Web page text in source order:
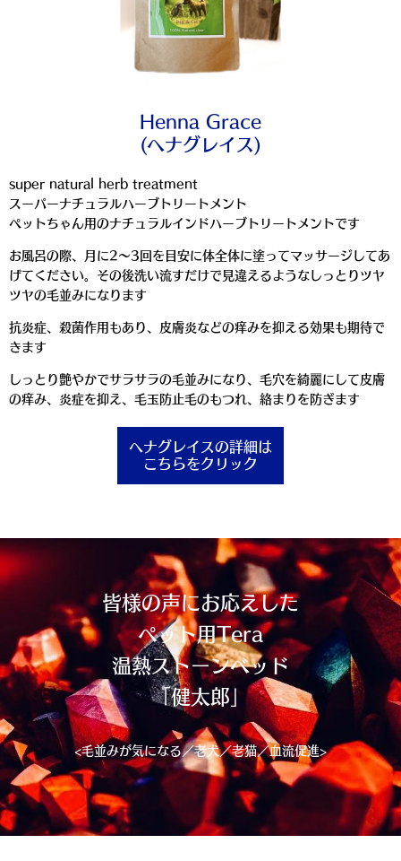
Henna Grace
(ヘナグレイス)
super natural herb treatment
スーパーナチュラルハーブトリートメント
ペットちゃん用のナチュラルインドハーブトリートメントです
お風呂の際、月に2〜3回を目安に体全体に塗ってマッサージしてあ
げてください。その後洗い流すだけで見違えるようなしっとりツヤ
ツヤの毛並みになります
抗炎症、殺菌作用もあり、皮膚炎などの痒みを抑える効果も期待で
きます
しっとり艶やかでサラサラの毛並みになり、毛穴を綺麗にして皮膚
の痒み、炎症を抑え、毛玉防止毛のもつれ、絡まりを防ぎます
ヘナグレイスの詳細は
こちらをクリック
皆様の声にお応えした
ペット用Tera
温熱ストーンベッド
「健太郎」
<毛並みが気になる／老犬／老猫／血流促進>